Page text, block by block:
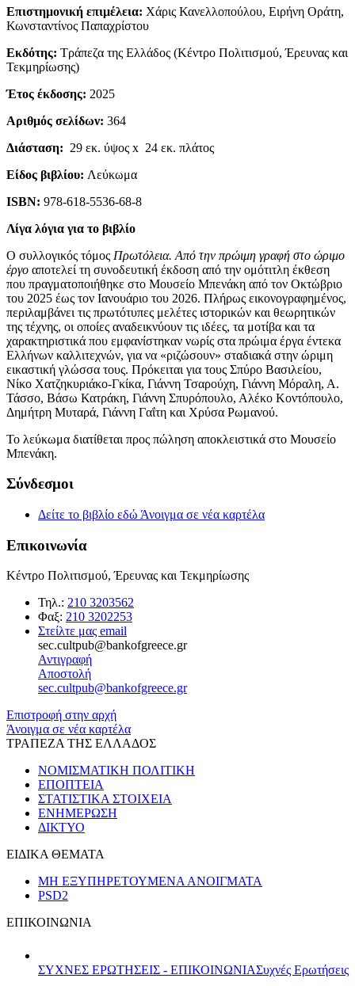
Επιστημονική επιμέλεια: Χάρις Κανελλοπούλου, Ειρήνη Οράτη,
Κωνσταντίνος Παπαχρίστου
Εκδότης: Τράπεζα της Ελλάδος (Κέντρο Πολιτισμού, Έρευνας και
Τεκμηρίωσης)
Έτος έκδοσης: 2025
Αριθμός σελίδων: 364
Διάσταση: 29 εκ. ύψος x 24 εκ. πλάτος
Είδος βιβλίου: Λεύκωμα
ISBN: 978-618-5536-68-8
Λίγα λόγια για το βιβλίο
Ο συλλογικός τόμος Πρωτόλεια. Από την πρώιμη γραφή στο ώριμο
έργο αποτελεί τη συνοδευτική έκδοση από την ομότιτλη έκθεση
που πραγματοποιήθηκε στο Μουσείο Μπενάκη από τον Οκτώβριο
του 2025 έως τον Ιανουάριο του 2026. Πλήρως εικονογραφημένος,
περιλαμβάνει τις πρωτότυπες μελέτες ιστορικών και θεωρητικών
της τέχνης, οι οποίες αναδεικνύουν τις ιδέες, τα μοτίβα και τα
χαρακτηριστικά που εμφανίστηκαν νωρίς στα πρώιμα έργα έντεκα
Ελλήνων καλλιτεχνών, για να «ριζώσουν» σταδιακά στην ώριμη
εικαστική γλώσσα τους. Πρόκειται για τους Σπύρο Βασιλείου,
Νίκο Χατζηκυριάκο-Γκίκα, Γιάννη Τσαρούχη, Γιάννη Μόραλη, Α.
Τάσσο, Βάσω Κατράκη, Γιάννη Σπυρόπουλο, Αλέκο Κοντόπουλο,
Δημήτρη Μυταρά, Γιάννη Γαΐτη και Χρύσα Ρωμανού.
Το λεύκωμα διατίθεται προς πώληση αποκλειστικά στο Μουσείο
Μπενάκη.
Σύνδεσμοι
Δείτε το βιβλίο εδώ Άνοιγμα σε νέα καρτέλα
Επικοινωνία
Κέντρο Πολιτισμού, Έρευνας και Τεκμηρίωσης
Τηλ.: 210 3203562
Φαξ: 210 3202253
Στείλτε μας email
sec.cultpub@bankofgreece.gr
Αντιγραφή
Αποστολή
sec.cultpub@bankofgreece.gr
Επιστροφή στην αρχή
Άνοιγμα σε νέα καρτέλα
ΤΡΑΠΕΖΑ ΤΗΣ ΕΛΛΑΔΟΣ
ΝΟΜΙΣΜΑΤΙΚΗ ΠΟΛΙΤΙΚΗ
ΕΠΟΠΤΕΙΑ
ΣΤΑΤΙΣΤΙΚΑ ΣΤΟΙΧΕΙΑ
ΕΝΗΜΕΡΩΣΗ
ΔΙΚΤΥΟ
ΕΙΔΙΚΑ ΘΕΜΑΤΑ
ΜΗ ΕΞΥΠΗΡΕΤΟΥΜΕΝΑ ΑΝΟΙΓΜΑΤΑ
PSD2
ΕΠΙΚΟΙΝΩΝΙΑ
ΣΥΧΝΕΣ ΕΡΩΤΗΣΕΙΣ - ΕΠΙΚΟΙΝΩΝΙΑΣυχνές Ερωτήσεις